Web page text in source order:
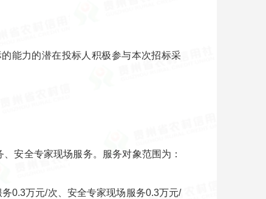
能力的潜在投标人积极参与本次招标采
安全专家现场服务。服务对象范围为：
0.3万元/次、安全专家现场服务0.3万元/